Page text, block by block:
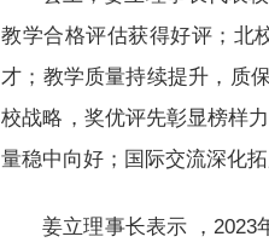
教学合格评估获得好评；北
才；教学质量持续提升，质
校战略，奖优评先彰显榜样
量稳中向好；国际交流深化
姜立理事长表示 ，2023